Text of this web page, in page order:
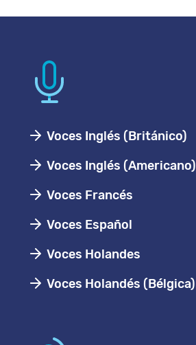
Voces Inglés (Británico)
Voces Inglés (Americano)
Voces Francés
Voces Español
Voces Holandes
Voces Holandés (Bélgica)